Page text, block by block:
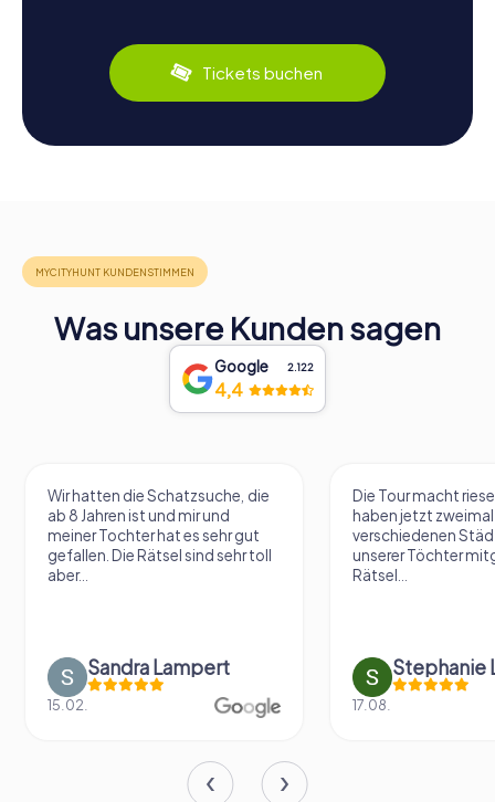
Tickets buchen
Was unsere Kunden sagen
Google 2.122
4,4
Wir hatten die Schatzsuche, die
ab 8 Jahren ist und mir und
meiner Tochter hat es sehr gut
gefallen. Die Rätsel sind sehr toll
aber...
Sandra Lampert
15.02.
Die Tour macht
haben jetzt zweimal
verschiedenen
unserer Töchter
Rätsel...
Stephanie
17.08.